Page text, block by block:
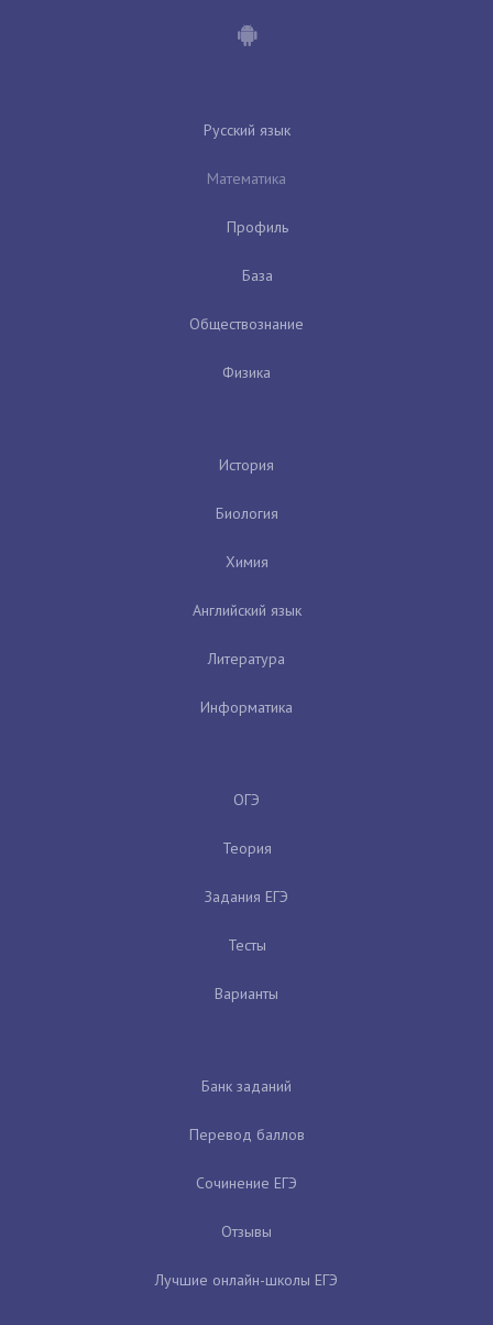
Русский язык
Математика
Профиль
База
Обществознание
Физика
История
Биология
Химия
Английский язык
Литература
Информатика
ОГЭ
Теория
Задания ЕГЭ
Тесты
Варианты
Банк заданий
Перевод баллов
Сочинение ЕГЭ
Отзывы
Лучшие онлайн-школы ЕГЭ